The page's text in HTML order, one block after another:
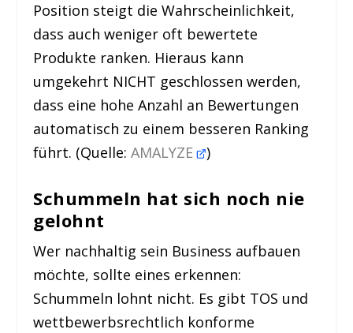
Position steigt die Wahrscheinlichkeit,
dass auch weniger oft bewertete
Produkte ranken. Hieraus kann
umgekehrt NICHT geschlossen werden,
dass eine hohe Anzahl an Bewertungen
automatisch zu einem besseren Ranking
führt. (Quelle:AMALYZE )
Schummeln hat sich noch nie
gelohnt
Wer nachhaltig sein Business aufbauen
möchte, sollte eines erkennen:
Schummeln lohnt nicht. Es gibt TOS und
wettbewerbsrechtlich konforme